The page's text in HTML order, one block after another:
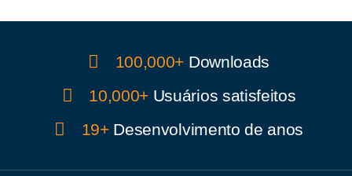
100,000+ Downloads
10,000+ Usuários satisfeitos
19+Desenvolvimento de anos